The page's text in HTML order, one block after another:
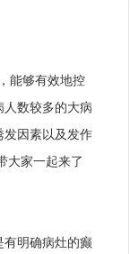
能够有效地控
数较多的大病
发因素以及发作
大家一起来了
有明确病灶的癫